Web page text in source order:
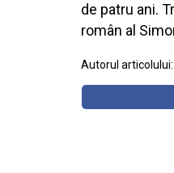
de patru ani.
român al
Autorul articolului: